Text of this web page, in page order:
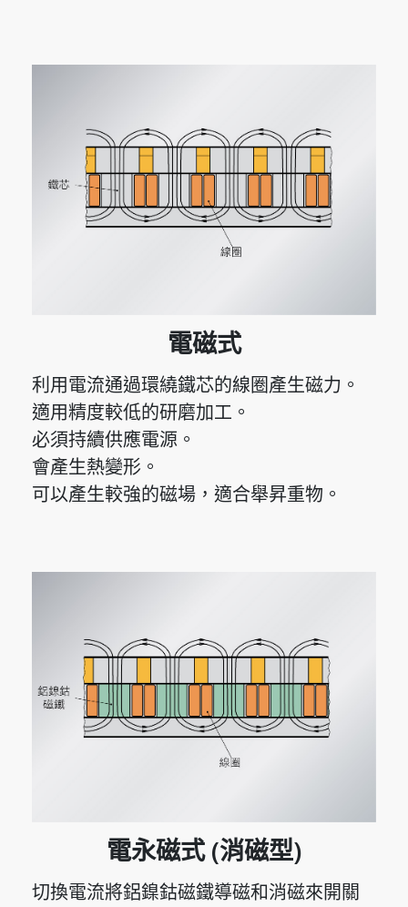
電磁式
利用電流通過環繞鐵芯的線圈產生磁力。
適用精度較低的研磨加工。
必須持續供應電源。
會產生熱變形。
可以產生較強的磁場，適合舉昇重物。
電永磁式 (消磁型)
切換電流將鋁鎳鈷磁鐵導磁和消磁來開關